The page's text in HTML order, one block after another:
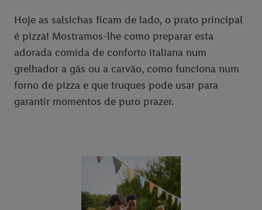
Hoje as salsichas ficam de lado, o prato principal
é pizza! Mostramos-lhe como preparar esta
adorada comida de conforto italiana num
grelhador a gás ou a carvão, como funciona num
forno de pizza e que truques pode usar para
garantir momentos de puro prazer.